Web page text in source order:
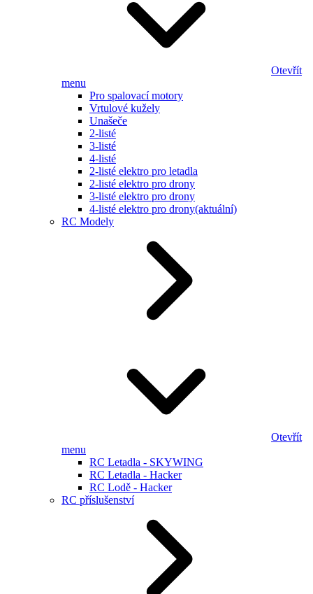
Otevřít
menu
Pro spalovací motory
Vrtulové kužely
Unašeče
2-listé
3-listé
4-listé
2-listé elektro pro letadla
2-listé elektro pro drony
3-listé elektro pro drony
4-listé elektro pro drony(aktuální)
RC Modely
Otevřít
menu
RC Letadla - SKYWING
RC Letadla - Hacker
RC Lodě - Hacker
RC příslušenství